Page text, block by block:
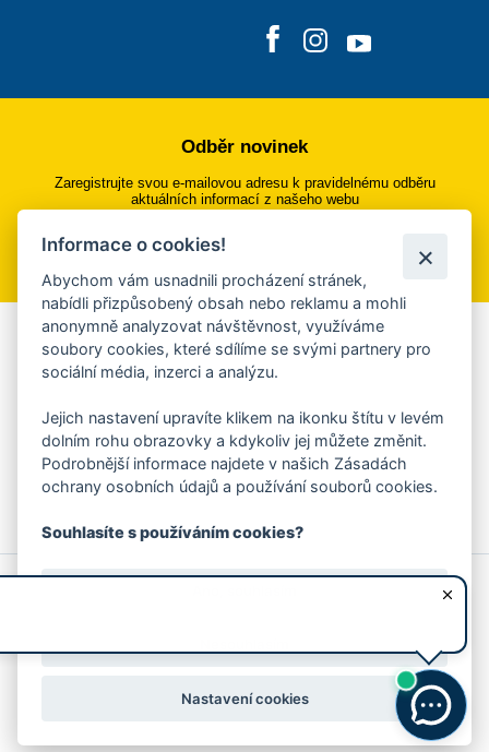
Odběr novinek
Zaregistrujte svou e-mailovou adresu k pravidelnému odběru
aktuálních informací z našeho webu
Přihlásit se k odběru
Aplikace Mobilní rozhlas
Chcete dostávat do svého mobilu či mailu upozornění na
ankety, pozvánky na kulturní a sportovní akce?
Více informací o aplikaci
© 2026 Magistrát města Zlína
Prohlášení o používání cookies
Informace o cookies!
Abychom vám usnadnili procházení stránek,
nabídli přizpůsobený obsah nebo reklamu a mohli
anonymně analyzovat návštěvnost, využíváme
soubory cookies, které sdílíme se svými partnery pro
sociální média, inzerci a analýzu.
Jejich nastavení upravíte klikem na ikonku štítu v levém
dolním rohu obrazovky a kdykoliv jej můžete změnit.
Podrobnější informace najdete v našich Zásadách
ochrany osobních údajů a používání souborů cookies.
Souhlasíte s používáním cookies?
Nastavení cookies